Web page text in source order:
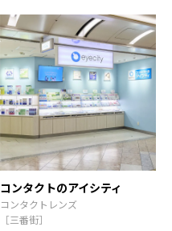
コンタクトのアイシティ
コンタクトレンズ
［三番街］